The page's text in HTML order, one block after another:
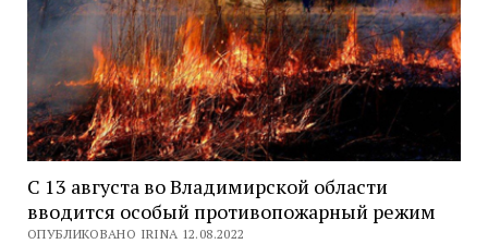
С 13 августа во Владимирской области
вводится особый противопожарный режим
ОПУБЛИКОВАНО IRINA 12.08.2022